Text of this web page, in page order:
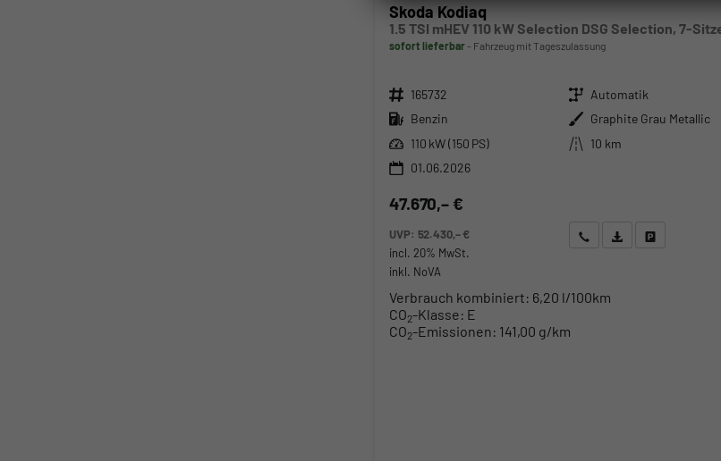
Skoda Kodiaq
sofort lieferbar Fahrzeug mit Tageszulassung
Fahrzeugnr. 165732 Getriebe Automatik
Kraftstoff Benzin Außenfarbe Graphite Grau Metallic
Leistung 110 kW (150 PS) Kilometerstand
10 km
01.06.2026
47.670,– €
UVP: 52.430,– €
incl. 20% MwSt.
inkl. NoVA
Wir rufen Sie anAngebot drucken (PDF)
Verbrauch kombiniert: 6,20 l/100km
CO2-Klasse: E
CO2-Emissionen: 141,00 g/km